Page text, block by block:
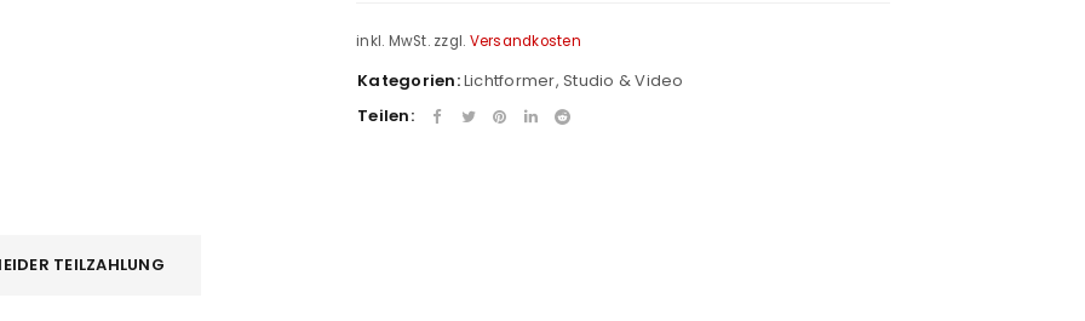
inkl. MwSt. zzgl. Versandkosten
Kategorien:Lichtformer, Studio & Video
Teilen:
TEILZAHLUNG